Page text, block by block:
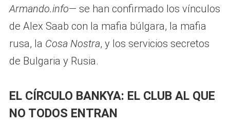
Armando.info— se han confirmado los vínculos
de Alex Saab con la mafia búlgara, la mafia
rusa, la Cosa Nostra, y los servicios secretos
de Bulgaria y Rusia.
EL CÍRCULO BANKYA: EL CLUB AL QUE
NO TODOS ENTRAN